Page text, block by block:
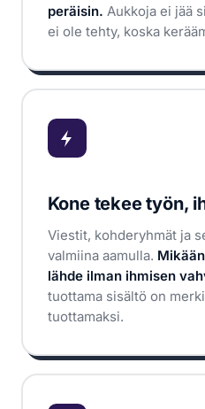
peräisin. Aukkoja ei jää
ei ole tehty, koska
Kone tekee työn,
Viestit, kohderyhmät ja
valmiina aamulla.
lähde ilman ihmisen
tuottama sisältö on
tuottamaksi.